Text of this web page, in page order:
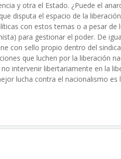
y otra el Estado. ¿Puede el
disputa el espacio de la
con estos temas o a pesar
para gestionar el poder. De
con sello propio dentro del
que luchen por la liberación
intervenir libertariamente en la
lucha contra el nacionalismo